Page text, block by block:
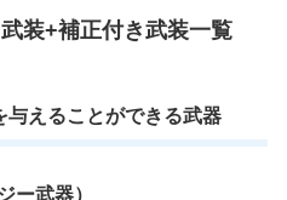
装+補正付き武装一覧
えることができる武器
ー武器）